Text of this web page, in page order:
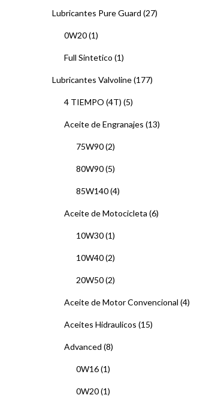
Lubricantes Pure Guard (27)
0W20(1)
Full Sintetico (1)
Lubricantes Valvoline(177)
4 TIEMPO (4T) (5)
Aceite de Engranajes (13)
75W90(2)
80W90(5)
85W140(4)
Aceite de Motocicleta (6)
10W30(1)
10W40(2)
20W50(2)
Aceite de Motor Convencional (4)
Aceites Hidraulicos (15)
Advanced (8)
0W16(1)
0W20(1)